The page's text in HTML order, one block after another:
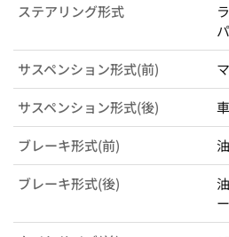
ステアリング形式
サスペンション形式(前)
サスペンション形式(後)
ブレーキ形式(前)
ブレーキ形式(後)